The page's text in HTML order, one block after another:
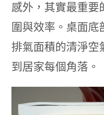
感外，其實最重要
圍與效率。桌面底
排氣面積的清淨空
到居家每個角落。